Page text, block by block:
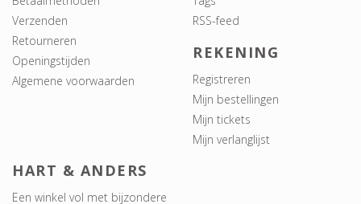
Verzenden
Retourneren
Openingstijden
Algemene voorwaarden
RSS-feed
REKENING
Registreren
Mijn bestellingen
Mijn tickets
Mijn verlanglijst
HART & ANDERS
Een winkel vol met bijzondere